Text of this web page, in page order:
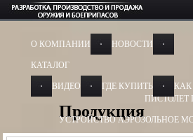
О КОМПАНИИ НОВОСТИ
КАТАЛОГ
Продукция
ПИСТОЛЕТ
УСТРОЙСТВО АЭРОЗОЛЬНОЕ
ВИДЕО ГДЕ КУПИТЬ